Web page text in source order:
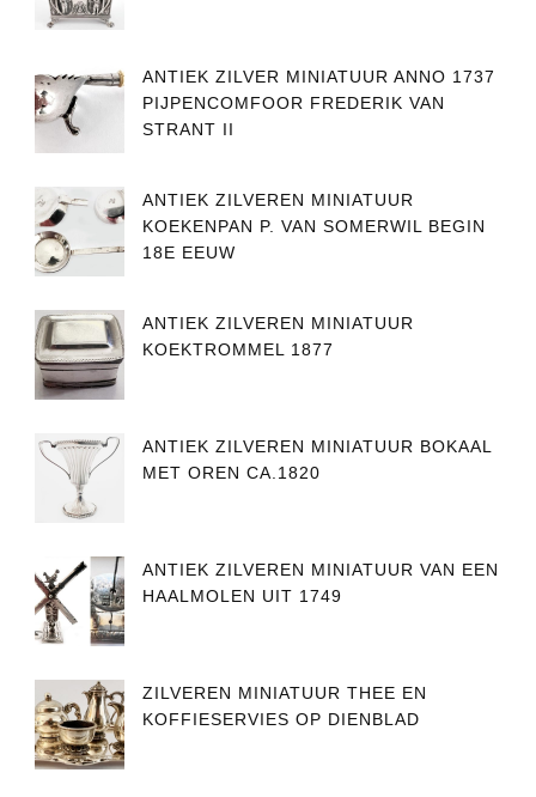
ANTIEK ZILVER MINIATUUR ANNO 1737
PIJPENCOMFOOR FREDERIK VAN
STRANT II
ANTIEK ZILVEREN MINIATUUR
KOEKENPAN P. VAN SOMERWIL BEGIN
18E EEUW
ANTIEK ZILVEREN MINIATUUR
KOEKTROMMEL 1877
ANTIEK ZILVEREN MINIATUUR BOKAAL
MET OREN CA.1820
ANTIEK ZILVEREN MINIATUUR VAN EEN
HAALMOLEN UIT 1749
ZILVEREN MINIATUUR THEE EN
KOFFIESERVIES OP DIENBLAD